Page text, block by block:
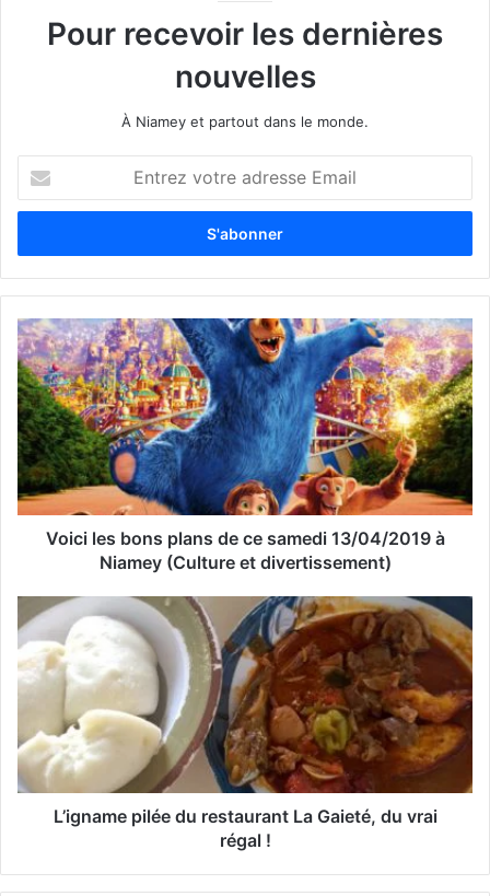
Pour recevoir les dernières
nouvelles
À Niamey et partout dans le monde.
t
e
z
o
t
r
e
a
d
r
e
s
m
a
i
l
Voici les bons plans de ce samedi 13/04/2019 à
Niamey (Culture et divertissement)
L’igname pilée du restaurant La Gaieté, du vrai
régal !